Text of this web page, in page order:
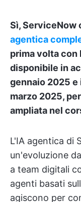
Sì, ServiceNow
agentica
prima volta con
disponibile in
gennaio 2025
marzo 2025,
ampliata nel
L'IA agentica di
un'evoluzione
a team digitali
agenti basati
agiscono per